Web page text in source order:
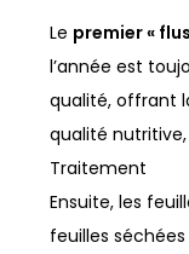
Le premier «
l’année est
qualité, offrant
qualité
Traitement
Ensuite, les
feuilles